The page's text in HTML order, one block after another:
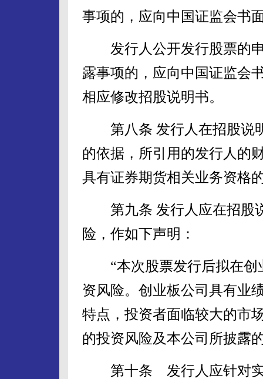
事项的，应向中国证监会书
发行人公开发行股票的申
露事项的，应向中国证监会
相应修改招股说明书。
第八条 发行人在招股说
的依据，所引用的发行人的
具有证券期货相关业务资格
第九条 发行人应在招股
险，作如下声明：
“本次股票发行后拟在创
资风险。创业板公司具有业
特点，投资者面临较大的市
的投资风险及本公司所披露
第十条 发行人应针对实